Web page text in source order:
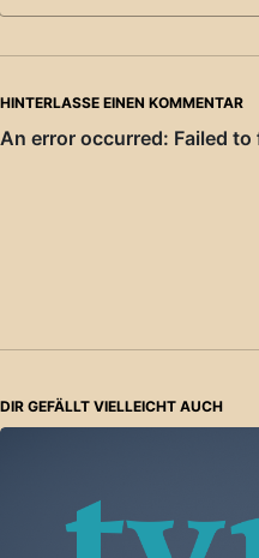
HINTERLASSE EINEN KOMMENTAR
DIR GEFÄLLT VIELLEICHT AUCH